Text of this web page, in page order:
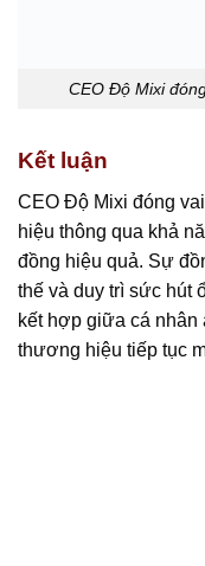
CEO Độ Mixi
Kết luận
CEO Độ Mixi đóng
hiệu thông qua khả
đồng hiệu quả. Sự
thế và duy trì sức hút
kết hợp giữa cá
thương hiệu tiếp tục